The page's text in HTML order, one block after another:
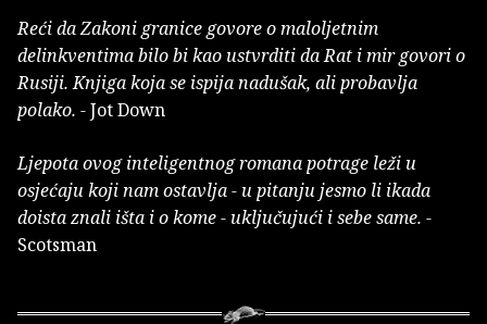
Reći da Zakoni granice govore o maloljetnim
delinkventima bilo bi kao ustvrditi da Rat i mir govori o
Rusiji. Knjiga koja se ispija nadušak, ali probavlja
polako. -Jot Down
Ljepota ovog inteligentnog romana potrage leži u
osjećaju koji nam ostavlja - u pitanju jesmo li ikada
doista znali išta i o kome - uključujući i sebe same. -
Scotsman